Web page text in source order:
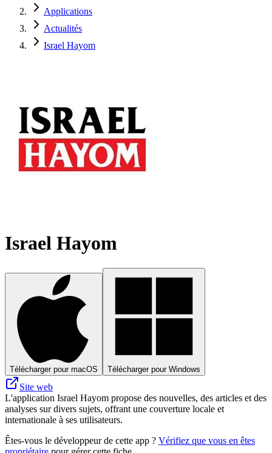
Applications
Actualités
Israel Hayom
Israel Hayom
Télécharger pour macOS Télécharger pour Windows
Site web
L'application Israel Hayom propose des nouvelles, des articles et des
analyses sur divers sujets, offrant une couverture locale et
internationale à ses utilisateurs.
Êtes-vous le développeur de cette app ? Vérifiez que vous en êtes